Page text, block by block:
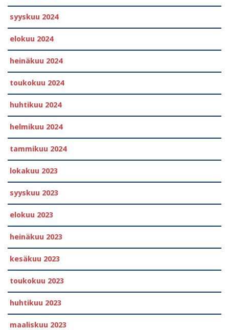
syyskuu 2024
elokuu 2024
heinäkuu 2024
toukokuu 2024
huhtikuu 2024
helmikuu 2024
tammikuu 2024
lokakuu 2023
syyskuu 2023
elokuu 2023
heinäkuu 2023
kesäkuu 2023
toukokuu 2023
huhtikuu 2023
maaliskuu 2023